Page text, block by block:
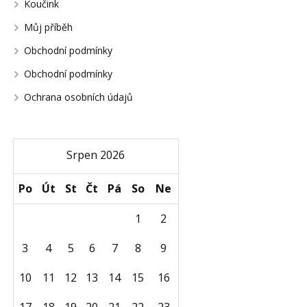
Koučink
Můj příběh
Obchodní podmínky
Obchodní podmínky
Ochrana osobních údajů
Srpen 2026
Po Út St Čt Pá So
Ne
1
2
3
4 5 6 7 8
9
10
11 12 13 14 15
16